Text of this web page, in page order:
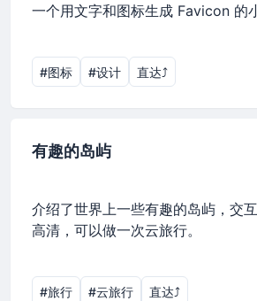
一个用文字和图标生成 Favicon 的
#图标 #设计 直达⤴︎
有趣的岛屿
介绍了世界上一些有趣的岛屿，交
高清，可以做一次云旅行。
#旅行 #云旅行 直达⤴︎